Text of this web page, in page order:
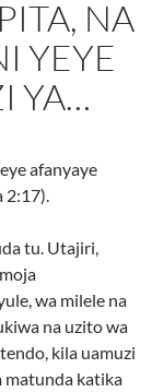
NA
YEYE
YA…
afanyaye
2:17).
tu. Utajiri,
wa milele na
na uzito wa
kila uamuzi
matunda katika